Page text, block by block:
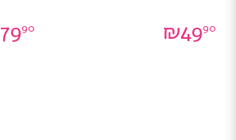
₪4990
7990